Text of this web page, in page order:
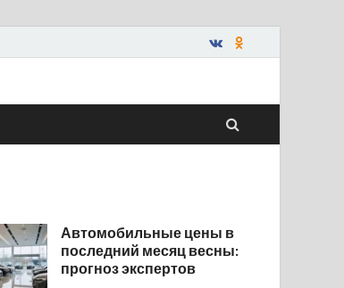
Автомобильные цены в
последний месяц весны:
прогноз экспертов